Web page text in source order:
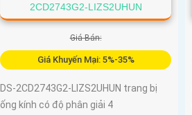
2CD2743G2-LIZS2UHUN
Giá Bán:
Giá Khuyến Mại: 5%-35%
DS-2CD2743G2-LIZS2UHUN trang bị
ống kính có độ phân giải 4